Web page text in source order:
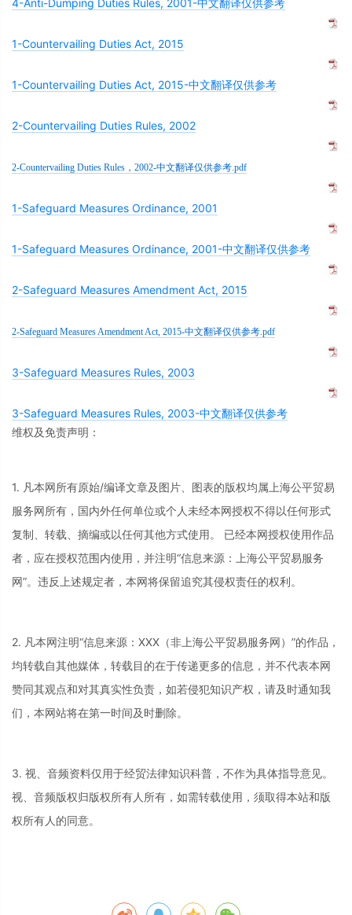
1-Countervailing Duties Act, 2015
1-Countervailing Duties Act, 2015-中文翻译仅供参考
2-Countervailing Duties Rules, 2002
2-Countervailing Duties Rules，2002-中文翻译仅供参考.pdf
1-Safeguard Measures Ordinance, 2001
1-Safeguard Measures Ordinance, 2001-中文翻译仅供参考
2-Safeguard Measures Amendment Act, 2015
2-Safeguard Measures Amendment Act, 2015-中文翻译仅供参考.pdf
3-Safeguard Measures Rules, 2003
3-Safeguard Measures Rules, 2003-中文翻译仅供参考
维权及免责声明：
1. 凡本网所有原始/编译文章及图片、图表的版权均属上海公平贸易
服务网所有，国内外任何单位或个人未经本网授权不得以任何形式
复制、转载、摘编或以任何其他方式使用。 已经本网授权使用作品
者，应在授权范围内使用，并注明“信息来源：上海公平贸易服务
网”。违反上述规定者，本网将保留追究其侵权责任的权利。
2. 凡本网注明“信息来源：XXX（非上海公平贸易服务网）”的作品，
均转载自其他媒体，转载目的在于传递更多的信息，并不代表本网
赞同其观点和对其真实性负责，如若侵犯知识产权，请及时通知我
们，本网站将在第一时间及时删除。
3. 视、音频资料仅用于经贸法律知识科普，不作为具体指导意见。
视、音频版权归版权所有人所有，如需转载使用，须取得本站和版
权所有人的同意。